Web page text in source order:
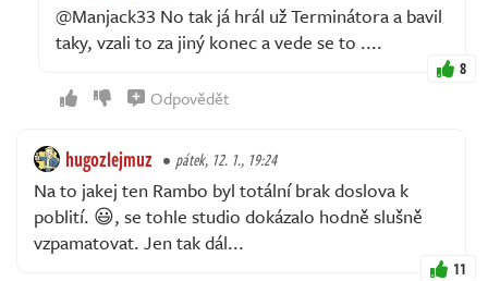
@Manjack33 No tak já hrál už Terminátora a bavil
taky, vzali to za jiný konec a vede se to ....
8
Odpovědět
hugozlejmuz pátek, 12. 1., 19:24
Na to jakej ten Rambo byl totální brak doslova k
poblití. 😃, se tohle studio dokázalo hodně slušně
vzpamatovat. Jen tak dál...
11